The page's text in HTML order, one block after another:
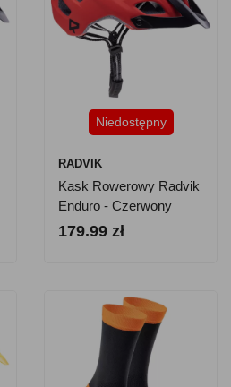
Niedostępny
RADVIK
Kask Rowerowy Radvik
Enduro - Czerwony
179.99 zł